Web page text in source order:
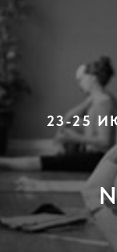
23-25